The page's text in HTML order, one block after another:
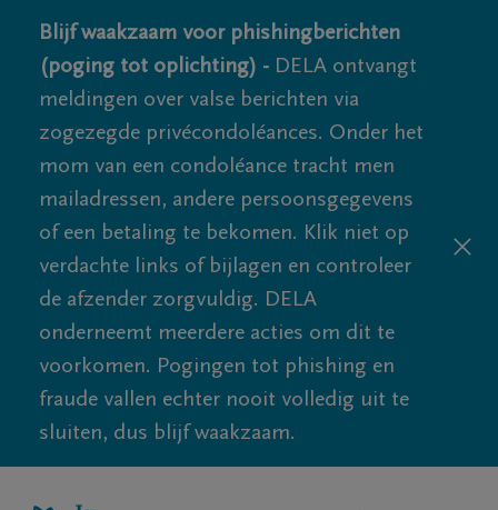
Blijf waakzaam voor phishingberichten
(poging tot oplichting) - DELA ontvangt
meldingen over valse berichten via
zogezegde privécondoléances. Onder het
mom van een condoléance tracht men
mailadressen, andere persoonsgegevens
of een betaling te bekomen. Klik niet op
verdachte links of bijlagen en controleer
de afzender zorgvuldig. DELA
onderneemt meerdere acties om dit te
voorkomen. Pogingen tot phishing en
fraude vallen echter nooit volledig uit te
sluiten, dus blijf waakzaam.